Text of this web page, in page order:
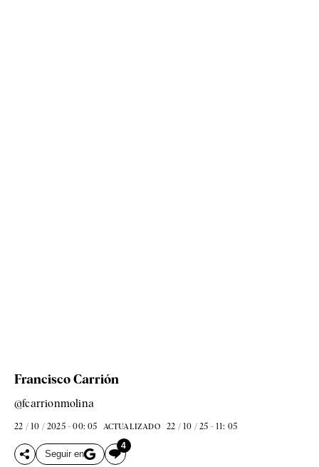
Francisco Carrión
@fcarrionmolina
22 / 10 / 2025 - 00: 05 ACTUALIZADO 22 / 10 / 25 - 11: 05
Seguir en
4